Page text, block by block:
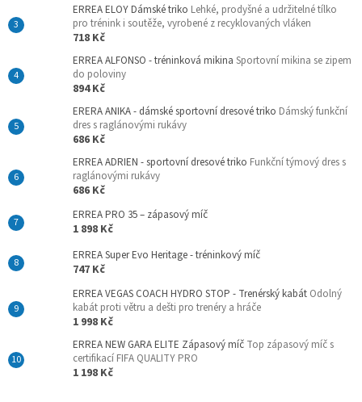
ERREA ELOY Dámské triko Lehké, prodyšné a udržitelné tílko
pro trénink i soutěže, vyrobené z recyklovaných vláken
718 Kč
ERREA ALFONSO - tréninková mikina Sportovní mikina se zipem
do poloviny
894 Kč
ERERA ANIKA - dámské sportovní dresové triko Dámský funkční
dres s raglánovými rukávy
686 Kč
ERREA ADRIEN - sportovní dresové triko Funkční týmový dres s
raglánovými rukávy
686 Kč
ERREA PRO 35 – zápasový míč
1 898 Kč
ERREA Super Evo Heritage - tréninkový míč
747 Kč
ERREA VEGAS COACH HYDRO STOP - Trenérský kabát Odolný
kabát proti větru a dešti pro trenéry a hráče
1 998 Kč
ERREA NEW GARA ELITE Zápasový míč Top zápasový míč s
certifikací FIFA QUALITY PRO
1 198 Kč